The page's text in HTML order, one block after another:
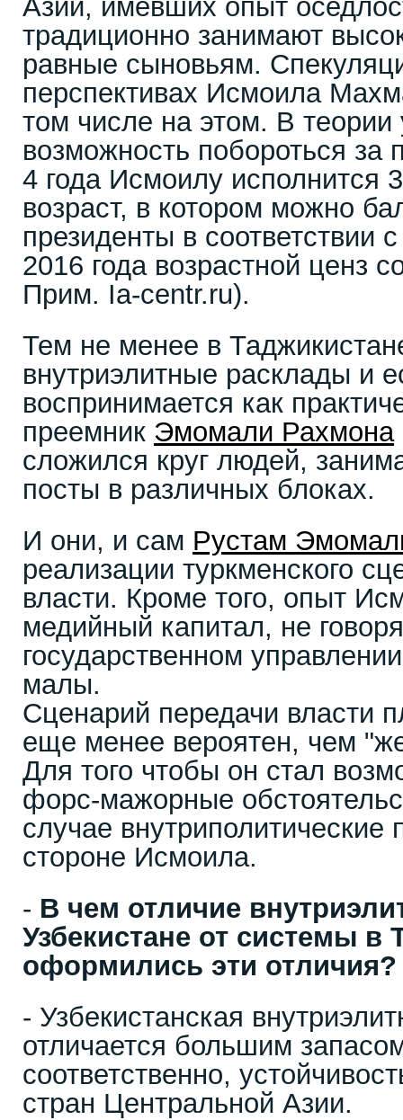
Азии, имевших опыт
традиционно занимают
равные сыновьям.
перспективах Исмоила
том числе на этом. В теории
возможность побороться за
4 года Исмоилу исполнится
возраст, в котором можно
президенты в соответствии
2016 года возрастной ценз
Прим. Ia-centr.ru).
Тем не менее в
внутриэлитные расклады и
воспринимается как
преемник Эмомали Рахмона
сложился круг людей,
посты в различных блоках.
И они, и сам Рустам
реализации туркменского
власти. Кроме того, опыт
медийный капитал, не
государственном
малы.
Сценарий передачи власти
еще менее вероятен, чем
Для того чтобы он стал
форс-мажорные
случае
стороне Исмоила.
- В чем отличие
Узбекистане от системы в
оформились эти отличия?
- Узбекистанская
отличается большим
соответственно,
стран Центральной Азии.